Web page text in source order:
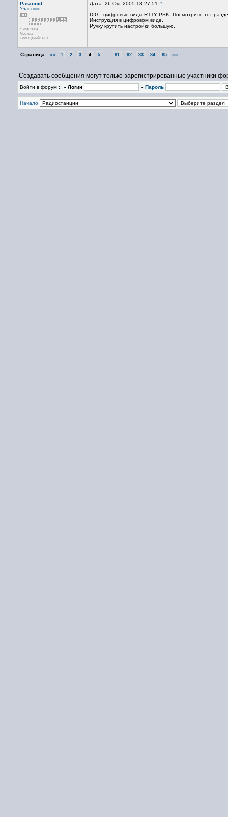
Paranoid
Участник
с ноя 2004
Москва
Сообщений: 410
Дата: 26 Окт 2005 13:27:51 #
DIG - цифровые виды RTTY PSK. Посмотрите тот
Инструкция в цифровом виде.
Ручку крутить настройки большую.
Страница: «« 1 2 3 4 5 81 82 83 84 85 »»
Создавать сообщения могут только зарегистрированные участники
Войти в форум :: » Логин » Пароль
Начало